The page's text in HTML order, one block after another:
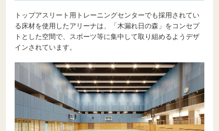
トップアスリート用トレーニングセンターでも採用されてい
る床材を使用したアリーナは、「木漏れ日の森」をコンセプ
トとした空間で、スポーツ等に集中して取り組めるようデザ
インされています。